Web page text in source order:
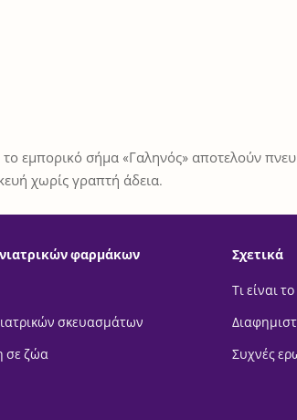
εμπορικό σήμα «Γαληνός» αποτελούν
χωρίς γραπτή άδεια.
φαρμάκων
σκευασμάτων
σε ζώα
Σχετικά
Τι είναι
Συχνές